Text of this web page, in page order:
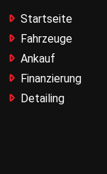
Startseite
Fahrzeuge
Ankauf
Finanzierung
Detailing